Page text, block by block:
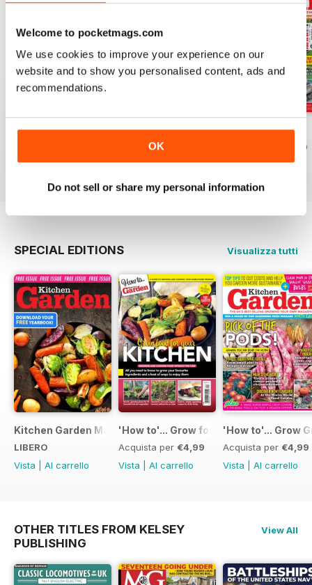
Welcome to pocketmags.com
We use cookies to improve your experience on our
website and to show you personalised content, ads and
recommendations.
OK
Do not sell or share my personal information
Jul-26
Vista|Al carrello
Jun-26
Acquista per
Vista|Al carrello
May-26
€7,99
Vista|Al carrello
SPECIAL EDITIONS Visualizza tutti
Kitchen Garden Magazine - Special Edition - Free
LIBERO
Vista
Al carrello
'How to'... Grow food for your kitchen
Acquista per €4,99
Vista
Al carrello
'How to'... Grow
Acquista per €4,99
Vista
Al carrello
OTHER TITLES FROM KELSEY
PUBLISHING
View All